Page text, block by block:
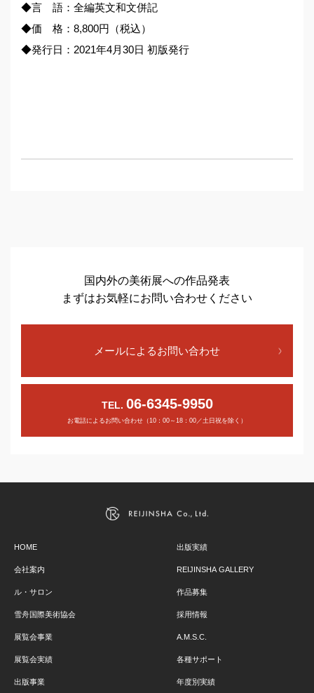
◆言 語：全編英文和文併記
◆価 格：8,800円（税込）
◆発行日：2021年4月30日 初版発行
国内外の美術展への作品発表
まずはお気軽にお問い合わせください
メールによるお問い合わせ
TEL. 06-6345-9950
お電話によるお問い合わせ（10：00～18：00／土日祝を除く）
HOME
会社案内
ル・サロン
雪舟国際美術協会
展覧会事業
展覧会実績
出版事業
出版実績
REIJINSHA GALLERY
作品募集
採用情報
A.M.S.C.
各種サポート
年度別実績